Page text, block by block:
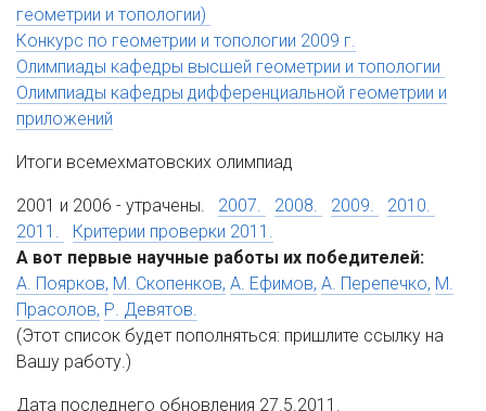
геометрии и топологии)
Конкурс по геометрии и топологии 2009 г.
Олимпиады кафедры высшей геометрии и топологии
Олимпиады кафедры дифференциальной геометрии и
приложений
Итоги всемехматовских олимпиад
2001 и 2006 - утрачены. 2007. 2008. 2009.
2010.
2011.
Критерии проверки 2011.
А вот первые научные работы их победителей:
А. Поярков, М. Скопенков, А. Ефимов, А. Перепечко, М.
Прасолов, Р. Девятов.
(Этот список будет пополняться: пришлите ссылку на
Вашу работу.)
Дата последнего обновления 27.5.2011.